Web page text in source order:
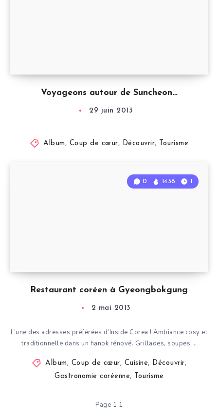
Voyageons autour de Suncheon…
29 juin 2013
Album, Coup de cœur, Découvrir, Tourisme
Restaurant coréen à Gyeongbokgung
0 1436 1
2 mai 2013
L’une des adresses préférées d’Inside Corea ! Ambiance cosy et
traditionnelle dans un hanok rénové. Grillades, soupes,…
Album, Coup de cœur, Cuisine, Découvrir,
Gastronomie coréenne, Tourisme
Page 1 1